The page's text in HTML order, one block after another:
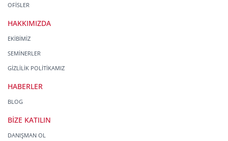
OFİSLER
HAKKIMIZDA
EKİBİMİZ
SEMİNERLER
GİZLİLİK POLİTİKAMIZ
HABERLER
BLOG
BİZE KATILIN
DANIŞMAN OL